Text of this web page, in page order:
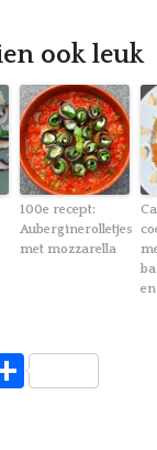
ook leuk
100e recept:
Auberginerolletjes
met mozzarella
Delen